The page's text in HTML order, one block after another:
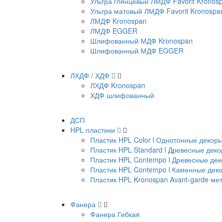
Ультра матовый ЛМДФ Favorit
ЛМДФ Kronospan
ЛМДФ EGGER
Шлифованный МДФ Kronospan
Шлифованный МДФ EGGER
ЛХДФ / ХДФ
ЛХДФ Kronospan
ХДФ шлифованный
ДСП
HPL пластики
Пластик HPL Color l Однотонные декоры
Пластик HPL Standard l Древесные
Пластик HPL Contempo l Древесные
Пластик HPL Contempo l Каменные
Пластик HPL Kronospan Avant-garde
Фанера
Фанера Гибкая